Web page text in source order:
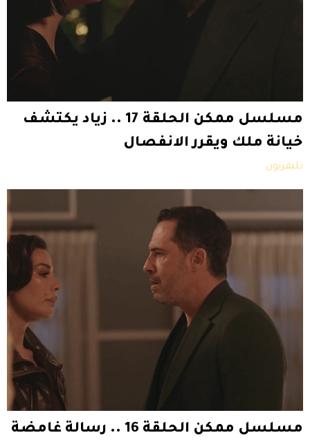
مسلسل ممكن الحلقة 17 .. زياد يكتشف
خيانة ملك ويقرر الانفصال
تليفزيون
مسلسل ممكن الحلقة 16 .. رسالة غامضة